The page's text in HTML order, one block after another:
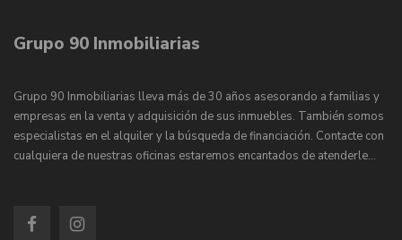
Grupo 90 Inmobiliarias
Grupo 90 Inmobiliarias lleva más de 30 años asesorando a familias y
empresas en la venta y adquisición de sus inmuebles. También somos
especialistas en el alquiler y la búsqueda de financiación. Contacte con
cualquiera de nuestras oficinas estaremos encantados de atenderle…